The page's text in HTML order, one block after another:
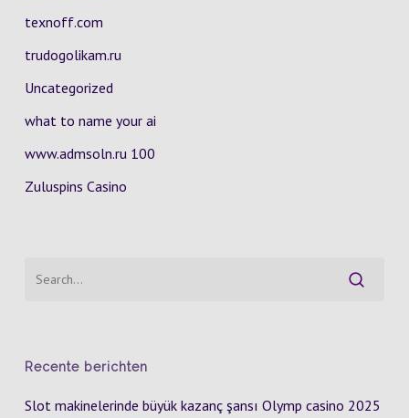
texnoff.com
trudogolikam.ru
Uncategorized
what to name your ai
www.admsoln.ru 100
Zuluspins Casino
Recente berichten
Slot makinelerinde büyük kazanç şansı Olymp casino 2025